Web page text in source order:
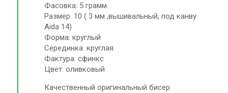
Фасовка: 5 грамм
Размер: 10 ( 3 мм ,вышивальный, под канву
Aida 14)
Форма: круглый
Серединка: круглая
Фактура: сфинкс
Цвет: оливковый
Качественный оригинальный бисер